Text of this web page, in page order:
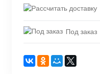
Под заказ